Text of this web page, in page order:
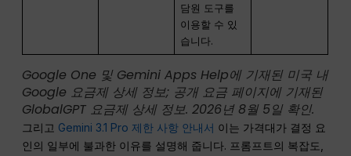
담원 도구를
이용할 수 있
습니다.
Google One 및 Gemini Apps Help에 기재된 미국 내
Google 요금제 상세 정보; 공개 요금 페이지에 기재된
GlobalGPT 요금제 상세 정보. 2026년 8월 5일 확인.
그리고 Gemini 3.1 Pro 제한 사항 안내서 이는 가격대가 결정 요
인의 일부에 불과한 이유를 설명해 줍니다. 프롬프트의 복잡도,